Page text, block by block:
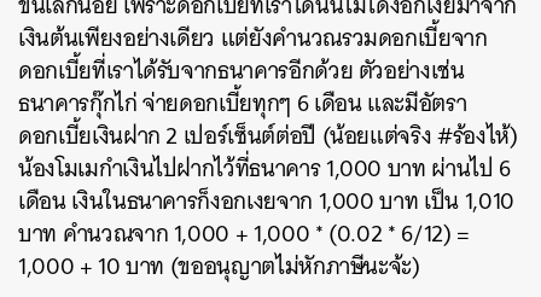
เงินต้นเพียงอย่างเดียว แต่ยังคำนวณรวมดอกเบี้ยจาก
ดอกเบี้ยที่เราได้รับจากธนาคารอีกด้วย ตัวอย่างเช่น
ธนาคารกุ๊กไก่ จ่ายดอกเบี้ยทุกๆ 6 เดือน และมีอัตรา
ดอกเบี้ยเงินฝาก 2 เปอร์เซ็นต์ต่อปี (น้อยแต่จริง #ร้องไห้)
น้องโมเมกำเงินไปฝากไว้ที่ธนาคาร 1,000 บาท ผ่านไป 6
เดือน เงินในธนาคารก็งอกเงยจาก 1,000 บาท เป็น 1,010
บาท คำนวณจาก 1,000 + 1,000 * (0.02 * 6/12) =
1,000 + 10 บาท (ขออนุญาตไม่หักภาษีนะจ้ะ)